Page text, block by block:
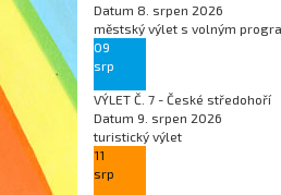
Datum 8. srpen 2026
městský výlet s volným
09
srp
VÝLET Č. 7 - České středohoří
Datum 9. srpen 2026
turistický výlet
11
srp